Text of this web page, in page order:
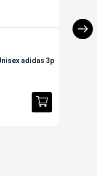
adidas 3p